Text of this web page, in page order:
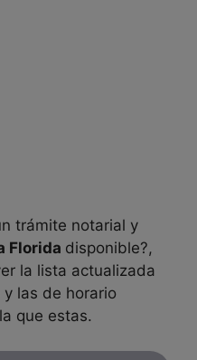
trámite notarial y
Florida disponible?,
la lista actualizada
las de horario
que estas.